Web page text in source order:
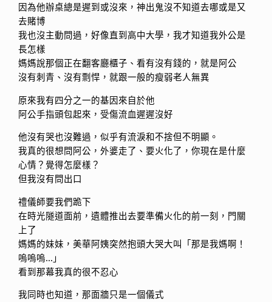
因為他辦桌總是遲到或沒來，神出鬼沒不知道去哪或是又
去賭博
我也沒主動問過，好像直到高中大學，我才知道我外公是
長怎樣
媽媽說那個正在翻客廳櫃子、看有沒有錢的，就是阿公
沒有刺青、沒有剽悍，就跟一般的瘦弱老人無異
原來我有四分之一的基因來自於他
阿公手指頭包起來，受傷流血遲遲沒好
他沒有哭也沒難過，似乎有流淚和不捨但不明顯。
我真的很想問阿公，外婆走了、要火化了，你現在是什麼
心情？覺得怎麼樣？
但我沒有問出口
禮儀師要我們跪下
在時光隧道面前，遺體推出去要準備火化的前一刻，門關
上了
媽媽的妹妹，美華阿姨突然抱頭大哭大叫「那是我媽啊！
嗚嗚嗚…」
看到那幕我真的很不忍心
我同時也知道，那面牆只是一個儀式